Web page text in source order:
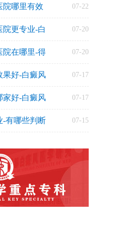
院哪里有效 07-22
院更专业-白 07-20
院在哪里-得 07-20
果好-白癜风 07-17
家好-白癜风 07-17
-有哪些判断 07-15